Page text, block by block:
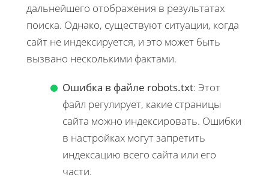
дальнейшего отображения в результатах
поиска. Однако, существуют ситуации, когда
сайт не индексируется, и это может быть
вызвано несколькими фактами.
Ошибка в файле robots.txt: Этот
файл регулирует, какие страницы
сайта можно индексировать. Ошибки
в настройках могут запретить
индексацию всего сайта или его
части.